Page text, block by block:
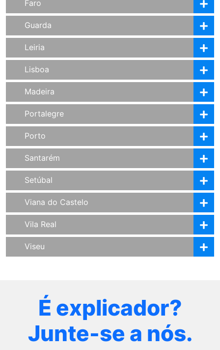
Faro
Guarda
Leiria
Lisboa
Madeira
Portalegre
Porto
Santarém
Setúbal
Viana do Castelo
Vila Real
Viseu
É explicador?
Junte-se a nós.